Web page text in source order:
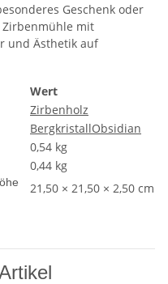
Geschenk oder
mit
und Ästhetik auf
Wert
Zirbenholz
BergkristallObsidian
0,54 kg
0,44 kg
21,50 × 21,50 × 2,50 cm